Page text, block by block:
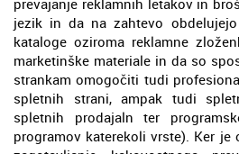
prevajanje reklamnih letakov in
jezik in da na zahtevo
kataloge oziroma reklamne
marketinške materiale in da so
strankam omogočiti tudi
spletnih strani, ampak tudi
spletnih prodajaln ter
programov katerekoli vrste). Ker